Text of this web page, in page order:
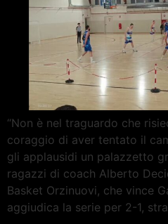
“Non è nel traguardo che
coraggio di aver tentato il
gli applausidi un palazzetto
ragazzi di coach Alberto
Basket Orzinuovi, che vince
aggiudica la serie per 2-1,